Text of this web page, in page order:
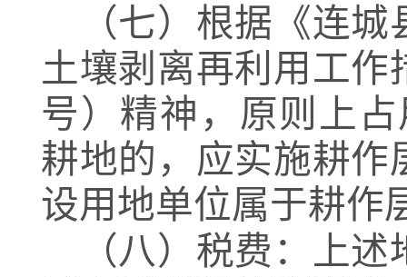
（七）根据《连
土壤剥离再利用工作
号）精神，原则上
耕地的，应实施耕作
设用地单位属于耕作
（八） 税费：上述